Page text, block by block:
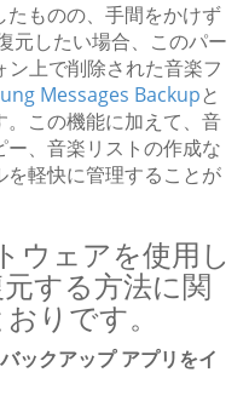
ものの、手間をかけず
元したい場合、このパー
上で削除された音楽フ
Messages Backupと
この機能に加えて、音
、音楽リストの作成な
を軽快に管理することが
ウェアを使用し
する方法に関
りです。
ックアップ アプリをイ